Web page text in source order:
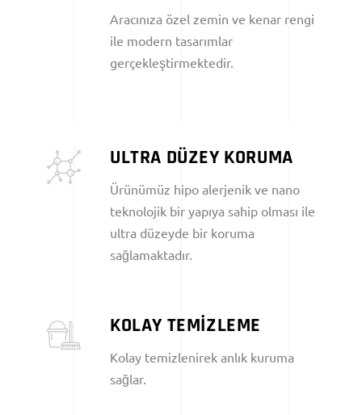
Aracınıza özel zemin ve kenar rengi
ile modern tasarımlar
gerçekleştirmektedir.
ULTRA DÜZEY KORUMA
Ürünümüz hipo alerjenik ve nano
teknolojik bir yapıya sahip olması ile
ultra düzeyde bir koruma
sağlamaktadır.
KOLAY TEMİZLEME
Kolay temizlenirek anlık kuruma
sağlar.